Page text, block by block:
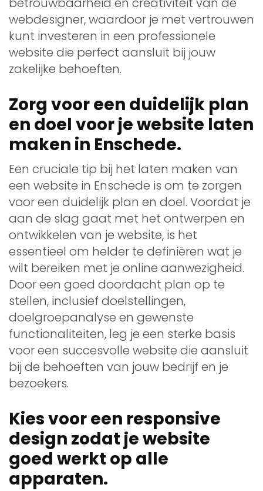
webdesigner, waardoor je met vertrouwen
kunt investeren in een professionele
website die perfect aansluit bij jouw
zakelijke behoeften.
Zorg voor een duidelijk plan
en doel voor je website laten
maken in Enschede.
Een cruciale tip bij het laten maken van
een website in Enschede is om te zorgen
voor een duidelijk plan en doel. Voordat je
aan de slag gaat met het ontwerpen en
ontwikkelen van je website, is het
essentieel om helder te definiëren wat je
wilt bereiken met je online aanwezigheid.
Door een goed doordacht plan op te
stellen, inclusief doelstellingen,
doelgroepanalyse en gewenste
functionaliteiten, leg je een sterke basis
voor een succesvolle website die aansluit
bij de behoeften van jouw bedrijf en je
bezoekers.
Kies voor een responsive
design zodat je website
goed werkt op alle
apparaten.